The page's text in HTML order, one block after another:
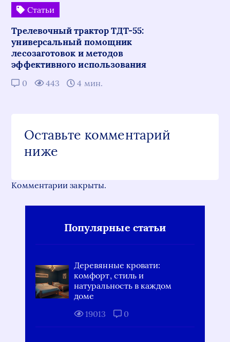
Статьи
Трелевочный трактор ТДТ-55:
универсальный помощник
лесозаготовок и методов
эффективного использования
0 443 4 мин.
Оставьте комментарий
ниже
Комментарии закрыты.
Популярные статьи
Деревянные кровати:
комфорт, стиль и
натуральность в каждом
доме
19013
0